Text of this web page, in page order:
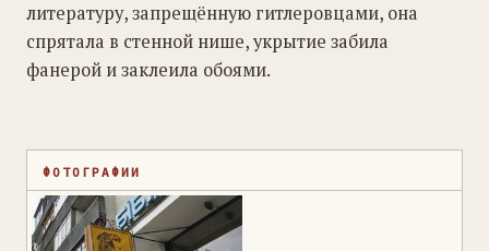
литературу, запрещённую гитлеровцами, она
спрятала в стенной нише, укрытие забила
фанерой и заклеила обоями.
ФОТОГРАФИИ